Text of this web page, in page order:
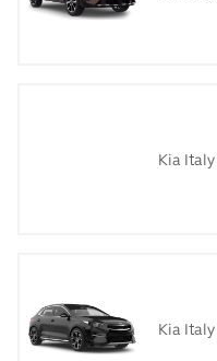
Kia Italy
Kia Italy